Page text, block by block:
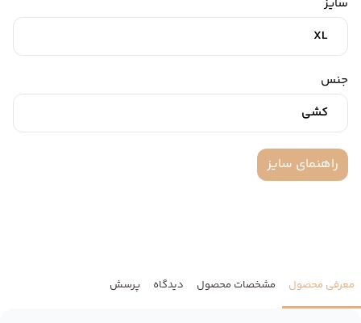
XL
جنس
کشی
راهنمای سایز
معرفی محصول مشخصات محصول دیدگاه پرسش